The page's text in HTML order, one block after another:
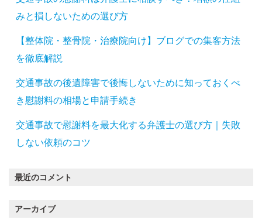
みと損しないための選び方
【整体院・整骨院・治療院向け】ブログでの集客方法
を徹底解説
交通事故の後遺障害で後悔しないために知っておくべ
き慰謝料の相場と申請手続き
交通事故で慰謝料を最大化する弁護士の選び方｜失敗
しない依頼のコツ
最近のコメント
アーカイブ